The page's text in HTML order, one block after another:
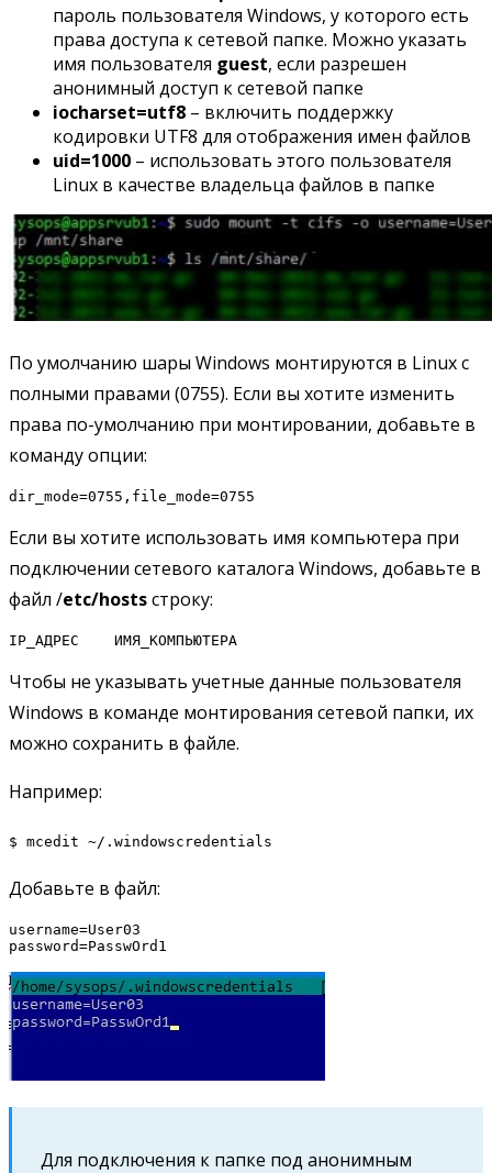
пароль пользователя Windows, у которого есть
права доступа к сетевой папке. Можно указать
имя пользователя guest, если разрешен
анонимный доступ к сетевой папке
iocharset=utf8 – включить поддержку
кодировки UTF8 для отображения имен файлов
uid=1000 – использовать этого пользователя
Linux в качестве владельца файлов в папке
По умолчанию шары Windows монтируются в Linux с
полными правами (0755). Если вы хотите изменить
права по-умолчанию при монтировании, добавьте в
команду опции:
dir_mode=0755,file_mode=0755
Если вы хотите использовать имя компьютера при
подключении сетевого каталога Windows, добавьте в
файл /etc/hostsстроку:
IP_АДРЕС    ИМЯ_КОМПЬЮТЕРА
Чтобы не указывать учетные данные пользователя
Windows в команде монтирования сетевой папки, их
можно сохранить в файле.
Например:
$ mcedit ~/.windowscredentials
Добавьте в файл:
username=User03
password=PasswOrd1
Для подключения к папке под анонимным